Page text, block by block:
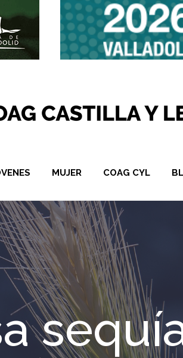
MUJER COAG CYL